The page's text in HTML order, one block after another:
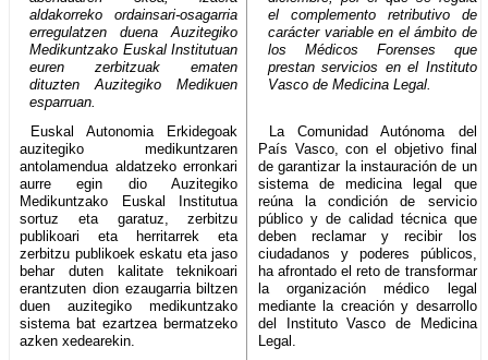
aldakorreko ordainsari-osagarria
erregulatzen duena Auzitegiko
Medikuntzako Euskal Institutuan
euren zerbitzuak ematen
dituzten Auzitegiko Medikuen
esparruan.
el complemento retributivo de
carácter variable en el ámbito de
los Médicos Forenses que
prestan servicios en el Instituto
Vasco de Medicina Legal.
Euskal Autonomia Erkidegoak
auzitegiko medikuntzaren
antolamendua aldatzeko erronkari
aurre egin dio Auzitegiko
Medikuntzako Euskal Institutua
sortuz eta garatuz, zerbitzu
publikoari eta herritarrek eta
zerbitzu publikoek eskatu eta jaso
behar duten kalitate teknikoari
erantzuten dion ezaugarria biltzen
duen auzitegiko medikuntzako
sistema bat ezartzea bermatzeko
azken xedearekin.
La Comunidad Autónoma del
País Vasco, con el objetivo final
de garantizar la instauración de un
sistema de medicina legal que
reúna la condición de servicio
público y de calidad técnica que
deben reclamar y recibir los
ciudadanos y poderes públicos,
ha afrontado el reto de transformar
la organización médico legal
mediante la creación y desarrollo
del Instituto Vasco de Medicina
Legal.